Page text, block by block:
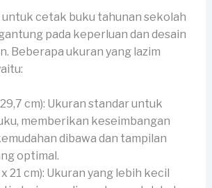
cetak buku tahunan sekolah
pada keperluan dan desain
Beberapa ukuran yang lazim
cm): Ukuran standar untuk
memberikan keseimbangan
dibawa dan tampilan
optimal.
21 cm): Ukuran yang lebih kecil